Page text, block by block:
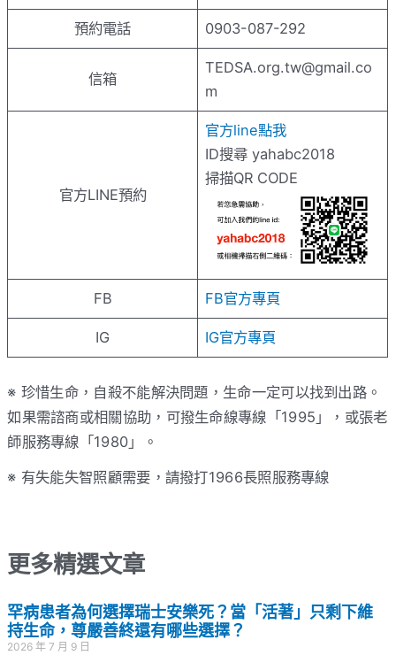
預約電話 0903-087-292
信箱
TEDSA.org.tw@gmail.co
m
官方LINE預約
官方line點我
ID搜尋 yahabc2018
掃描QR CODE
FB FB官方專頁
IG IG官方專頁
※ 珍惜生命，自殺不能解決問題，生命一定可以找到出路。
如果需諮商或相關協助，可撥生命線專線「1995」，或張老
師服務專線「1980」。
※ 有失能失智照顧需要，請撥打1966長照服務專線
更多精選文章
罕病患者為何選擇瑞士安樂死？當「活著」只剩下維
持生命，尊嚴善終還有哪些選擇？
2026 年 7 月 9 日